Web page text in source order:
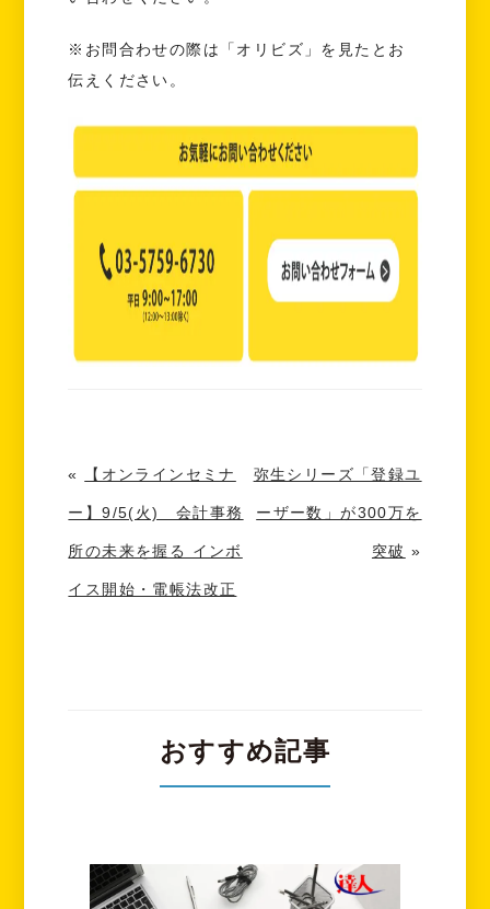
※お問合わせの際は「オリビズ」を見たとお
伝えください。
« 【オンラインセミナ
ー】9/5(火) 会計事務
所の未来を握る インボ
イス開始・電帳法改正
弥生シリーズ「登録ユ
ーザー数」が300万を
突破 »
おすすめ記事